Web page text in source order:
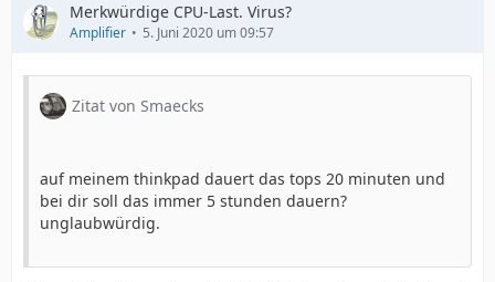
Merkwürdige CPU-Last. Virus?
Amplifier 5. Juni 2020 um 09:57
Zitat von Smaecks
auf meinem thinkpad dauert das tops 20 minuten und
bei dir soll das immer 5 stunden dauern?
unglaubwürdig.